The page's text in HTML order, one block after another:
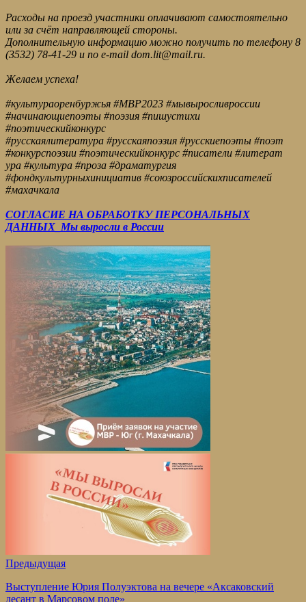
Расходы на проезд участники оплачивают самостоятельно
или за счёт направляющей стороны.
Дополнительную информацию можно получить по телефону 8
(3532) 78-41-29 и по e-mail dom.lit@mail.ru.
Желаем успеха!
#культураоренбуржья #МВР2023 #мывыросливроссии
#начинающиепоэты #поэзия #пишустихи
#поэтическийконкурс
#русскаялитература #русскаяпоэзия #русскиепоэты #поэт
#конкурспоэзии #поэтическийконкурс #писатели #литерат
ура #культура #проза #драматургия
#фондкультурныхинициатив #союзроссийскихписателей
#махачкала
СОГЛАСИЕ НА ОБРАБОТКУ ПЕРСОНАЛЬНЫХ
ДАННЫХ_Мы выросли в России
Предыдущая
Выступление Юрия Полуэктова на вечере «Аксаковский
десант в Марсовом поле»